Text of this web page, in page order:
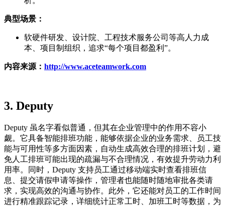
典型场景：
软硬件研发、设计院、工程技术服务公司等高人力成
本、项目制组织，追求“每个项目都盈利”。
内容来源 ： http://www.aceteamwork.com
3. Deputy
Deputy 虽名字看似普通，但其在企业管理中的作用不容小
觑。它具备智能排班功能，能够依据企业的业务需求、员工技
能与可用性等多方面因素，自动生成高效合理的排班计划，避
免人工排班可能出现的疏漏与不合理情况，有效提升劳动力利
用率。同时，Deputy 支持员工通过移动端实时查看排班信
息、提交请假申请等操作，管理者也能随时随地审批各类请
求，实现高效的沟通与协作。此外，它还能对员工的工作时间
进行精准跟踪记录，详细统计正常工时、加班工时等数据，为